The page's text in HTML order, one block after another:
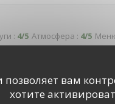
позволяет вам
хотите
: 4/5 Атмосфера : 4/5